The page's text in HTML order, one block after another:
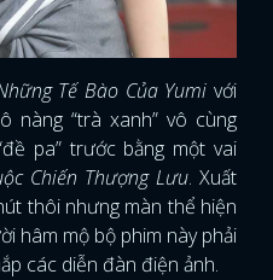
Tế Bào Của Yumi với
nàng “trà xanh” vô cùng
pa” trước bằng một vai
Chiến Thượng Lưu. Xuất
thôi nhưng màn thể hiện
hâm mộ bộ phim này phải
các diễn đàn điện ảnh.